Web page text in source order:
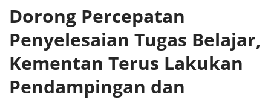
Dorong Percepatan
Penyelesaian Tugas Belajar,
Kementan Terus Lakukan
Pendampingan dan